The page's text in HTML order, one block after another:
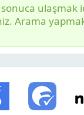
ulaşmak
Arama